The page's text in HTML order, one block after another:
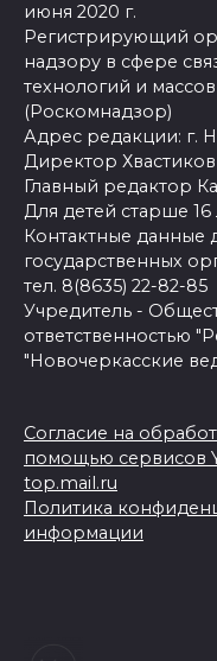
июня 2020 г.
Регистрирующий
надзору в сфере
технологий и
(Роскомнадзор)
Адрес редакции: г.
Директор
Главный редактор
Для детей старше 16
Контактные данные
государственных
тел. 8(8635) 22-82-85
Учредитель -
ответственностью
"Новочеркасские
Согласие на
помощью сервисов
top.mail.ru
Политика
информации